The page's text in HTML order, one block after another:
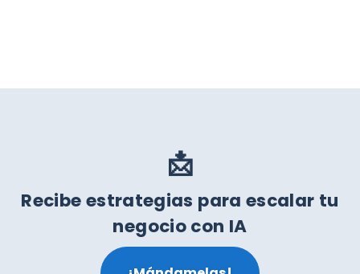
📩
Recibe estrategias para escalar tu
negocio con IA